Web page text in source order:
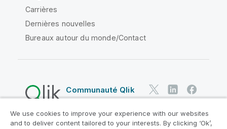
Carrières
Dernières nouvelles
Bureaux autour du monde/Contact
Communauté Qlik
Contrats juridiques
We use cookies to improve your experience with our websites
and to deliver content tailored to your interests. By clicking ‘Ok’,